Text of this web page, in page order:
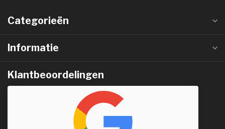
Categorieën
Informatie
Klantbeoordelingen